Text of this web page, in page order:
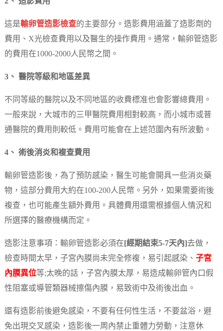
這是輸卵管造影檢查的主要部分。造影費用涵蓋了造影劑的
費用、X光檢查費用以及醫生的操作費用。通常，輸卵管造影
的費用在1000-2000人民幣之間。
3、 醫院等級和地區差異
不同等級的醫院以及不同地區的收費標准也會影響總費用。
一般來說，大城市的三甲醫院費用相對較高，而小城市或普
通醫院的費用則較低。費用可能會在上述范圍內有所波動。
4、 術後消炎和複查費用
輸卵管造影後，為了預防感染，醫生可能會開具一些消炎藥
物，這部分費用大約在100-200人民幣。另外，如果需要術後
複查，也可能產生額外費用。具體費用還需根據個人情況和
所選擇的醫療機構而定。
造影注意事項：輸卵管造影必須在 [經期結束5-7天內]去做，
檢查時間太早，子宮內膜尚未完全修複，易引起感染、 子宮
內膜異位等;太晚的話，子宮內膜太厚，易造成輸卵管內口假
性阻塞或導管類器械擦傷內膜，易致術中及術後出血。
還有造影前後避免感染，不要有任何性生活，不要盆浴，避
免出現交叉感染，造影後一周內禁止重體力勞動，注意休